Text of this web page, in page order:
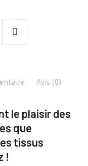
Avis (0)
le plaisir des
que
tissus
!